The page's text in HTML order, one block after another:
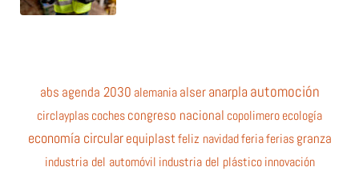
abs agenda 2030 alemania alser anarpla automoción
circlayplascochescongreso nacional copolimeroecología
economía circular equiplastfeliz navidadferiaferias granza
industria del automóvil industria del plástico innovación